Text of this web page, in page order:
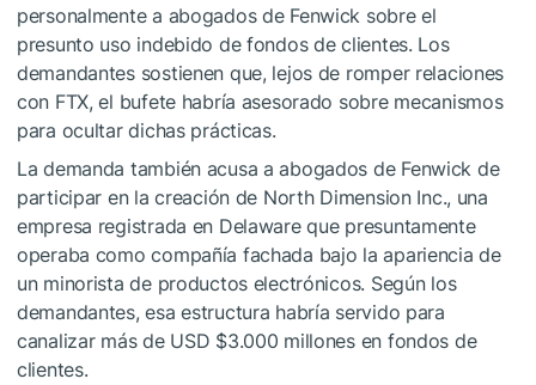
personalmente a abogados de Fenwick sobre el
presunto uso indebido de fondos de clientes. Los
demandantes sostienen que, lejos de romper relaciones
con FTX, el bufete habría asesorado sobre mecanismos
para ocultar dichas prácticas.
La demanda también acusa a abogados de Fenwick de
participar en la creación de North Dimension Inc., una
empresa registrada en Delaware que presuntamente
operaba como compañía fachada bajo la apariencia de
un minorista de productos electrónicos. Según los
demandantes, esa estructura habría servido para
canalizar más de USD $3.000 millones en fondos de
clientes.